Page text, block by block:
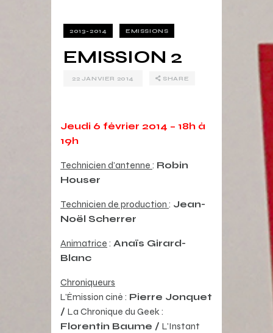
2013-2014 EMISSIONS
EMISSION 2
22 JANVIER 2014 SHARE
Jeudi 6 février 2014 – 18h à
19h
Technicien d’antenne : Robin
Houser
Technicien de production : Jean-
Noël Scherrer
Animatrice : Anaïs Girard-
Blanc
Chroniqueurs
L’Émission ciné : Pierre Jonquet
/ La Chronique du Geek :
Florentin Baume / L’Instant